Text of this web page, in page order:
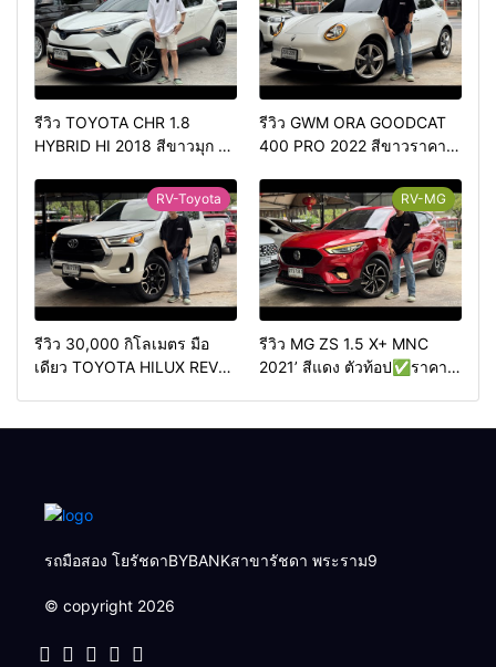
รีวิว TOYOTA CHR 1.8
HYBRID HI 2018 สีขาวมุก ตัว
บาท🛣️วิ่งน้อย 90,000 กว่า
กิโลเมตร
รีวิว GWM ORA GOODCAT
400 PRO 2022 สีขาวราคา
กม.
RV-Toyota
รีวิว 30,000 กิโลเมตร มือ
เดียว TOYOTA HILUX REVO
RV-MG
รีวิว MG ZS 1.5 X+ MNC
2021’ สีแดง ตัวท้อป✅ราคา
รถมือสอง โยรัชดาBYBANKสาขารัชดา พระราม9
© copyright 2026